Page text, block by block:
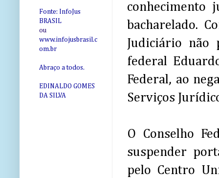
conhecimento
bacharelado.
Judiciário não
federal
Federal, ao
Serviços
O Conselho
suspender
pelo Centro
Fonte: InfoJus
BRASIL
ou
www.infojusbrasil.c
om.br
Abraço a todos.
EDINALDO GOMES
DA SILVA